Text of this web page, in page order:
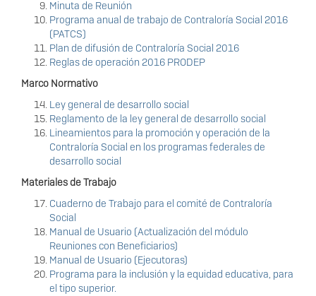
Minuta de Reunión
Programa anual de trabajo de Contraloría Social 2016
(PATCS)
Plan de difusión de Contraloría Social 2016
Reglas de operación 2016 PRODEP
Marco Normativo
Ley general de desarrollo social
Reglamento de la ley general de desarrollo social
Lineamientos para la promoción y operación de la
Contraloría Social en los programas federales de
desarrollo social
Materiales de Trabajo
Cuaderno de Trabajo para el comité de Contraloría
Social
Manual de Usuario (Actualización del módulo
Reuniones con Beneficiarios)
Manual de Usuario (Ejecutoras)
Programa para la inclusión y la equidad educativa, para
el tipo superior.